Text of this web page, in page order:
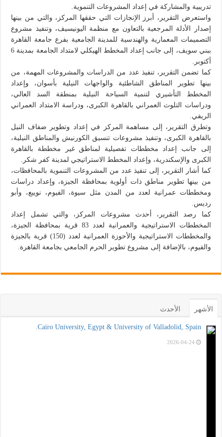
تدريبية والمشاركة في إعداد المشروعات التنموية.
واستعرض التقرير، أبرز الإنجازات التي حققها المركز، والتي من بينها
إصدار الأدلة المرجعية بالتعاون مع منظمة اليونيسيف، وتنفيذ مشروع
التصميمات المعمارية والهندسية للمدينة الجامعية بفرع جامعة القاهرة
ببني سويف، إلى جانب إعداد المخطط الهيكلي لامتداد الجامعة بمدينة 6
أكتوبر.
كما تضمن التقرير، تنفيذ عدد من الدراسات والمشروعات المهمة، من
بينها تطوير المناطق الشاطئية والواجهات النيلية بأسوان، وإعداد
المخطط التأشيري لتنمية السياحة النيلية بمنطقة السد العالي،
ودراسات التلوث العمراني بالقاهرة الكبرى، ودراسة الامتداد العمراني
الريفي.
وتطرق التقرير، إلى مساهمة المركز في إعداد وتطوير ضفاف النيل
بالقاهرة الكبرى، وتنفيذ مشروعات تنسيق الكورنيش والمناطق النيلية،
إلى جانب إعداد مخططات تفصيلية لمناطق غير مخططة بالقاهرة
الكبرى والإسكندرية، وإعداد المخطط الاستراتيجي لمدينة كفر شكر.
كما أشار التقرير، إلى تنفيذ عدد من المشروعات التنموية بالمحافظات،
من بينها تطوير مناطق ذات أولوية بمحافظة الجيزة، وإعداد دراسات
ومخططات عمرانية لعدد من المدن مثل سيوة، الفيوم، نويبع، وأبو
رديس.
كما رصد التقرير، أحدث مشروعات المركز، والتي تشمل إعداد
المخططات الاستراتيجية والعمرانية لعدد 83 قرية بمحافظة الجيزة،
والمخططات الاستراتيجية والأحوزة العمرانية لعدد (150) قرية بالجيزة
والفيوم، بالإضافة إلى مشروع تطوير الحرم الجامعي بجامعة القاهرة.
الأشهر الأحدث
Cairo University, Egypt & University of Valladolid, Spain.
2026-04-24